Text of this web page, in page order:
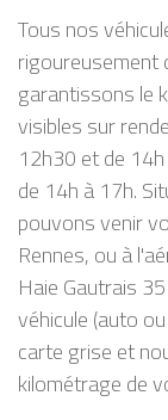
Tous nos
rigoureusement
garantissons le
visibles sur
12h30 et de
de 14h à 17h.
pouvons venir
Rennes, ou à
Haie Gautrais
véhicule (auto
carte grise et
kilométrage de